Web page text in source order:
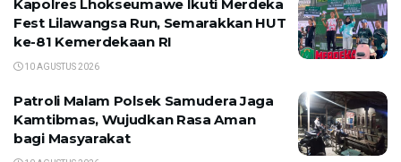
Kapolres Lhokseumawe Ikuti Merdeka
Fest Lilawangsa Run, Semarakkan HUT
ke-81 Kemerdekaan RI
10 AGUSTUS 2026
Patroli Malam Polsek Samudera Jaga
Kamtibmas, Wujudkan Rasa Aman
bagi Masyarakat